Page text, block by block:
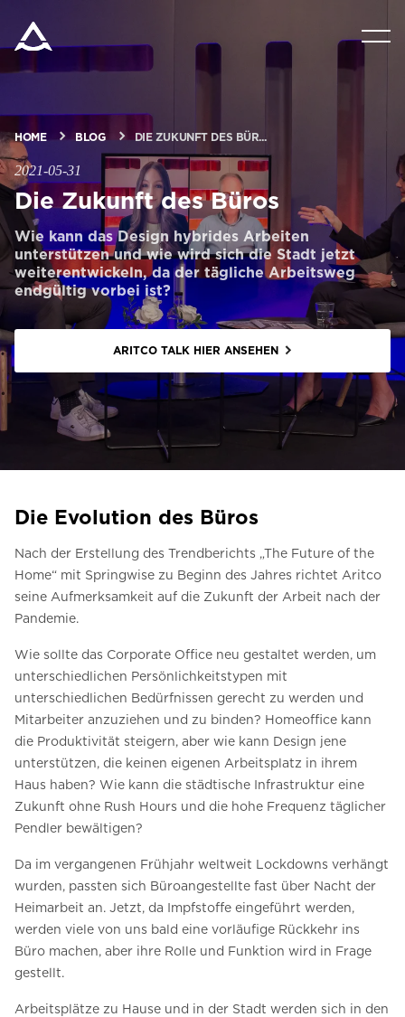
PRODUKTE
TOOLS UND DOKUMENTE
BLOG & NACHRICHTEN
ÜBER ARITCO
FÜR FACHLEUTE
Bestellen Sie ein Digital HomeKit
Kontaktieren Sie uns
Preisvoranschlag anfordern
FAQ
Kontaktieren Sie uns
HOME BLOG DIE ZUKUNFT DES BÜR...
2021-05-31
Die Zukunft des Büros
Wie kann das Design hybrides Arbeiten
unterstützen und wie wird sich die Stadt jetzt
weiterentwickeln, da der tägliche Arbeitsweg
endgültig vorbei ist?
ARITCO TALK HIER ANSEHEN
Die Evolution des Büros
Nach der Erstellung des Trendberichts „The Future of the
Home“ mit Springwise zu Beginn des Jahres richtet Aritco
seine Aufmerksamkeit auf die Zukunft der Arbeit nach der
Pandemie.
Wie sollte das Corporate Office neu gestaltet werden, um
unterschiedlichen Persönlichkeitstypen mit
unterschiedlichen Bedürfnissen gerecht zu werden und
Mitarbeiter anzuziehen und zu binden? Homeoffice kann
die Produktivität steigern, aber wie kann Design jene
unterstützen, die keinen eigenen Arbeitsplatz in ihrem
Haus haben? Wie kann die städtische Infrastruktur eine
Zukunft ohne Rush Hours und die hohe Frequenz täglicher
Pendler bewältigen?
Da im vergangenen Frühjahr weltweit Lockdowns verhängt
wurden, passten sich Büroangestellte fast über Nacht der
Heimarbeit an. Jetzt, da Impfstoffe eingeführt werden,
werden viele von uns bald eine vorläufige Rückkehr ins
Büro machen, aber ihre Rolle und Funktion wird in Frage
gestellt.
Arbeitsplätze zu Hause und in der Stadt werden sich in den